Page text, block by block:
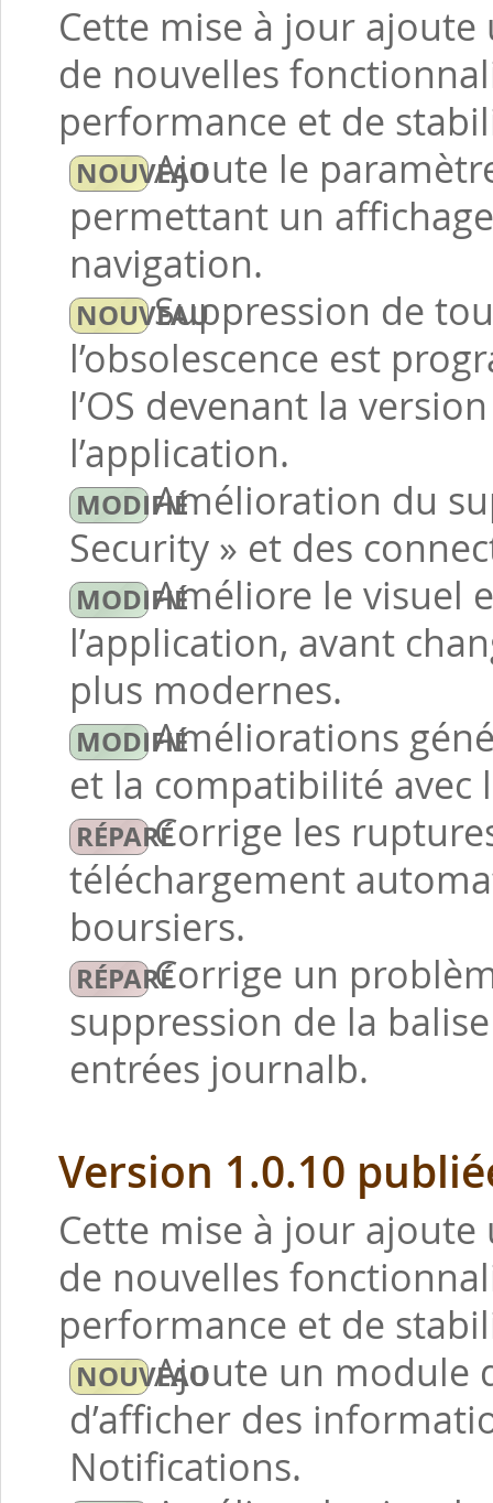
Cette mise à jour
de nouvelles
performance et de
Ajoute le
permettant un
navigation.
Suppression de
l’obsolescence est
l’OS devenant la
l’application.
Amélioration du
Security » et des
Améliore le visuel
l’application, avant
plus modernes.
Améliorations
et la compatibilité avec
Corrige les
téléchargement
boursiers.
Corrige un
suppression de la
entrées journalb.
Version 1.0.10
Cette mise à jour
de nouvelles
performance et de
Ajoute un module
d’afficher des
Notifications.